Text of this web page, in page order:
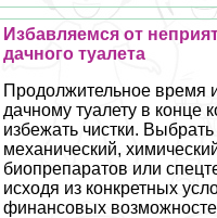
Избавляемся от
дачного туалета
Продолжительное время
дачному туалету в конце
избежать чистки.
механический,
биопрепаратов или
исходя из конкретных
финансовых